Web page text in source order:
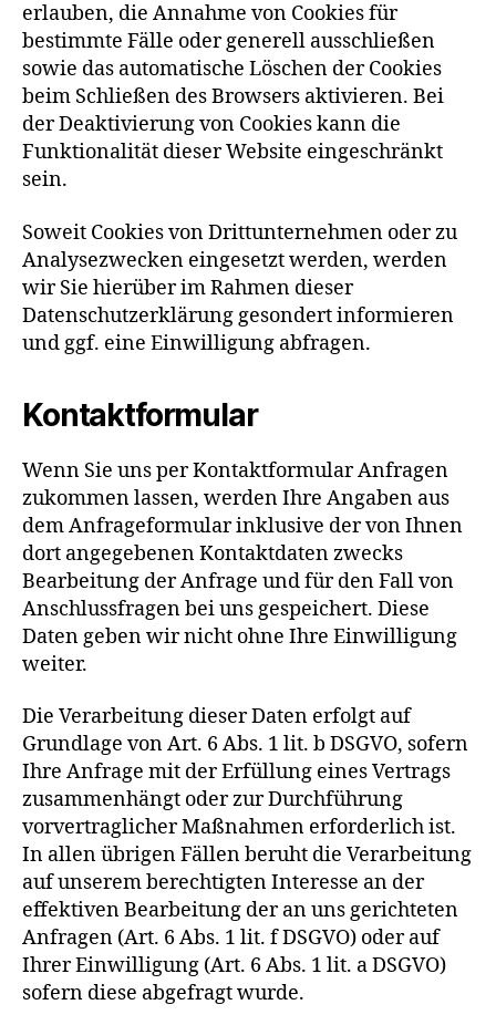
erlauben, die Annahme von Cookies für
bestimmte Fälle oder generell ausschließen
sowie das automatische Löschen der Cookies
beim Schließen des Browsers aktivieren. Bei
der Deaktivierung von Cookies kann die
Funktionalität dieser Website eingeschränkt
sein.
Soweit Cookies von Drittunternehmen oder zu
Analysezwecken eingesetzt werden, werden
wir Sie hierüber im Rahmen dieser
Datenschutzerklärung gesondert informieren
und ggf. eine Einwilligung abfragen.
Kontaktformular
Wenn Sie uns per Kontaktformular Anfragen
zukommen lassen, werden Ihre Angaben aus
dem Anfrageformular inklusive der von Ihnen
dort angegebenen Kontaktdaten zwecks
Bearbeitung der Anfrage und für den Fall von
Anschlussfragen bei uns gespeichert. Diese
Daten geben wir nicht ohne Ihre Einwilligung
weiter.
Die Verarbeitung dieser Daten erfolgt auf
Grundlage von Art. 6 Abs. 1 lit. b DSGVO, sofern
Ihre Anfrage mit der Erfüllung eines Vertrags
zusammenhängt oder zur Durchführung
vorvertraglicher Maßnahmen erforderlich ist.
In allen übrigen Fällen beruht die Verarbeitung
auf unserem berechtigten Interesse an der
effektiven Bearbeitung der an uns gerichteten
Anfragen (Art. 6 Abs. 1 lit. f DSGVO) oder auf
Ihrer Einwilligung (Art. 6 Abs. 1 lit. a DSGVO)
sofern diese abgefragt wurde.